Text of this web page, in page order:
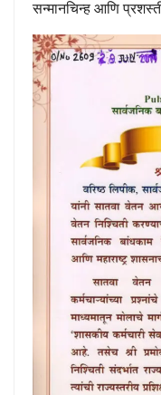
सन्मानचिन्ह आणि